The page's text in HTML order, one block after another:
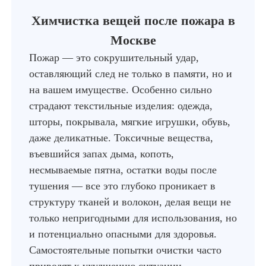
Химчистка вещей после пожара в
Москве
Пожар — это сокрушительный удар,
оставляющий след не только в памяти, но и
на вашем имуществе. Особенно сильно
страдают текстильные изделия: одежда,
шторы, покрывала, мягкие игрушки, обувь,
даже деликатные. Токсичные вещества,
въевшийся запах дыма, копоть,
несмываемые пятна, остатки воды после
тушения — все это глубоко проникает в
структуру тканей и волокон, делая вещи не
только непригодными для использования, но
и потенциально опасными для здоровья.
Самостоятельные попытки очистки часто